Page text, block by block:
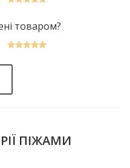
товаром?
ПІЖАМИ